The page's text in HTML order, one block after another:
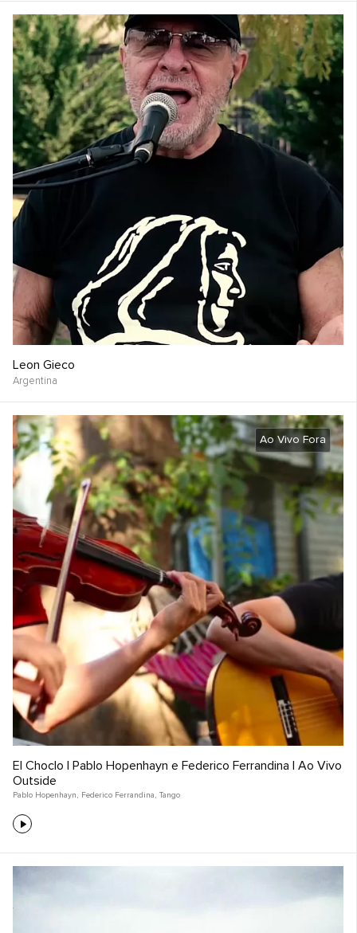
Leon Gieco
Argentina
Ao Vivo Fora
El Choclo | Pablo Hopenhayn e Federico Ferrandina | Ao Vivo
Outside
Pablo Hopenhayn , Federico Ferrandina , Tango